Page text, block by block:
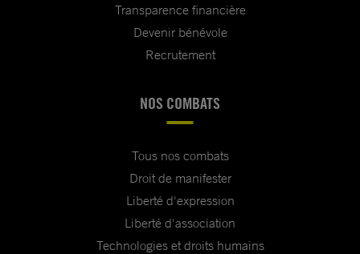
Transparence financière
Devenir bénévole
Recrutement
NOS COMBATS
Tous nos combats
Droit de manifester
Liberté d'expression
Liberté d'association
Technologies et droits humains